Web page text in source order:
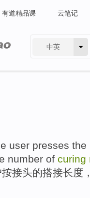
有道精品课 云笔记
中英
user presses the
number of curing
按接头的搭接长度